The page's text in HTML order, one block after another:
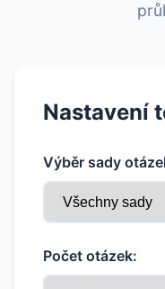
Nastavení
Výběr sady
Počet otázek: